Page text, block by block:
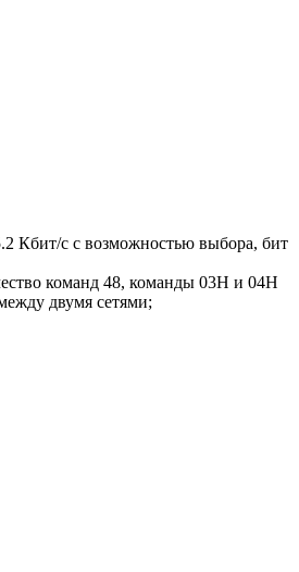
Кбит/с с возможностью выбора, бит
команд 48, команды 03H и 04H
двумя сетями;